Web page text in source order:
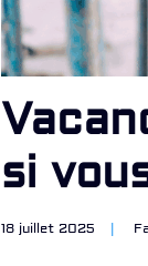
si
18 juillet 2025